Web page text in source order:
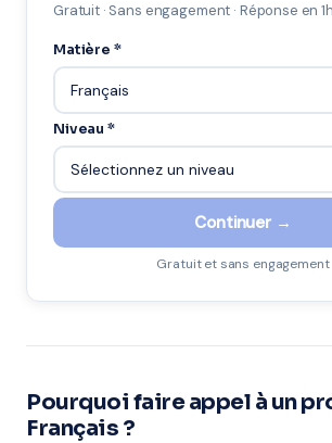
Gratuit · Sans engagement · Réponse en 1h
Matière *
Niveau *
Continuer →
Gratuit et sans engagement
Pourquoi faire appel à un
Français ?